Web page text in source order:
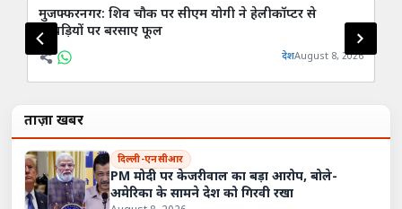
मुजफ्फरनगर: शिव चौक पर सीएम योगी ने हेलीकॉप्टर से
कांवड़ियों पर बरसाए फूल
देशAugust 8, 2026
ताज़ा खबरें
दिल्ली-एनसीआर
PM मोदी पर केजरीवाल का बड़ा आरोप, बोले-
अमेरिका के सामने देश को गिरवी रखा